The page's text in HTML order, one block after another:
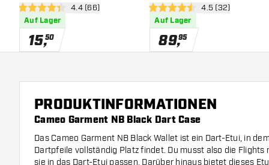
Bewertungsbereich öffnen
4.4 Bewertungssterne
4.4 (66)
Auf Lager
15,50
4.5 Bewertungssterne
4.5 (32)
Auf Lager
89,95
PRODUKTINFORMATIONEN
Cameo Garment NB Black Dart Case
Das Cameo Garment NB Black Wallet ist ein Dart-Etui, in
Dartpfeile vollständig Platz findet. Du musst also die
sie in das Dart-Etui passen. Darüber hinaus bietet dieses